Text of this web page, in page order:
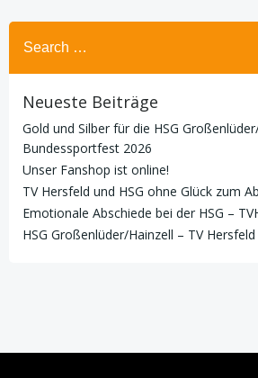
Search
for:
Neueste Beiträge
Gold und Silber für die HSG
Bundessportfest 2026
Unser Fanshop ist online!
TV Hersfeld und HSG ohne Glück zum
Emotionale Abschiede bei der HSG –
HSG Großenlüder/Hainzell – TV